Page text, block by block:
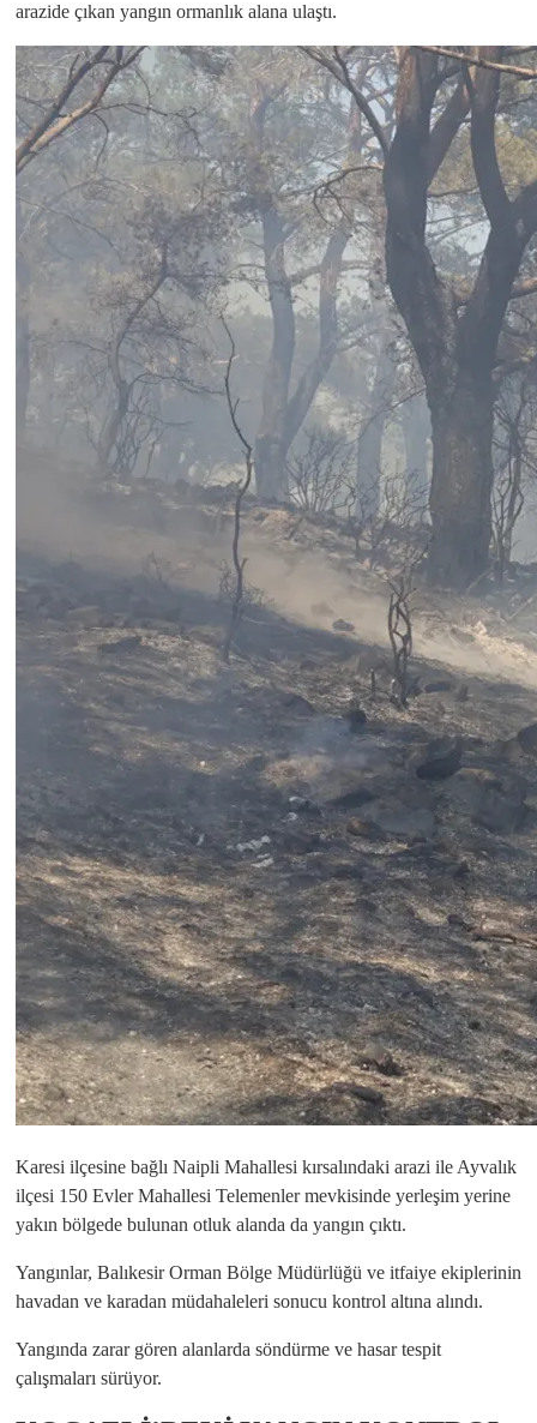
arazide çıkan yangın ormanlık alana ulaştı.
Karesi ilçesine bağlı Naipli Mahallesi kırsalındaki arazi ile Ayvalık
ilçesi 150 Evler Mahallesi Telemenler mevkisinde yerleşim yerine
yakın bölgede bulunan otluk alanda da yangın çıktı.
Yangınlar, Balıkesir Orman Bölge Müdürlüğü ve itfaiye ekiplerinin
havadan ve karadan müdahaleleri sonucu kontrol altına alındı.
Yangında zarar gören alanlarda söndürme ve hasar tespit
çalışmaları sürüyor.